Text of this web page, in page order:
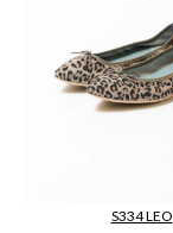
S334 LEO